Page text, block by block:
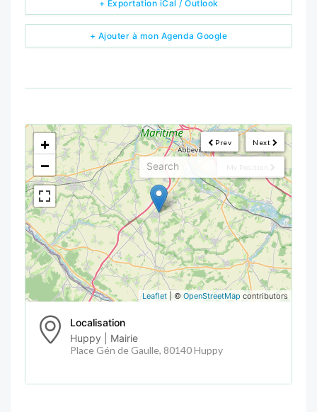
+ Ajouter à mon Agenda Google
+ Exportation iCal / Outlook
Next
Prev
My Position
<!---->
+
−
Leaflet | © OpenStreetMap contributors
Localisation
Huppy | Mairie
Place Gén de Gaulle, 80140 Huppy